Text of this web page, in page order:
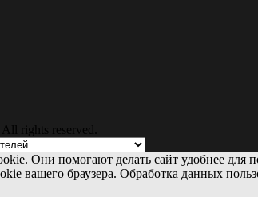
All rights reserved.
Они помогают делать сайт удобнее для
вашего браузера. Обработка данных